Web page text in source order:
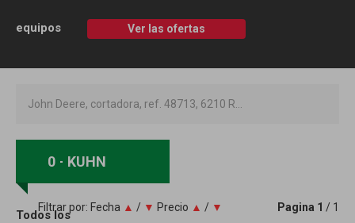
equipos Ver las ofertas
Todos los
0 KUHN
Filtrar por: Fecha ▲ / ▼ Precio ▲ / ▼ Pagina 1 / 1